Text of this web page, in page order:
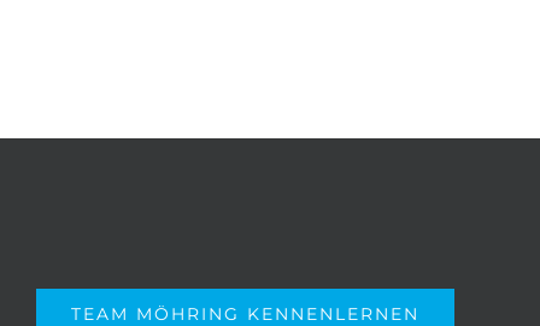
TEAM MÖHRING KENNENLERNEN